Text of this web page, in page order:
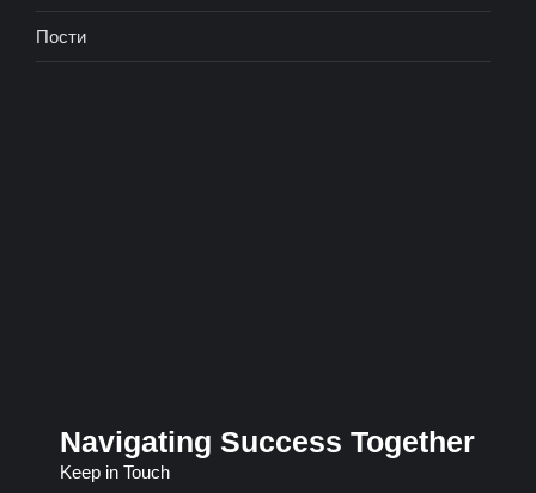
Пости
Navigating Success Together
Keep in Touch